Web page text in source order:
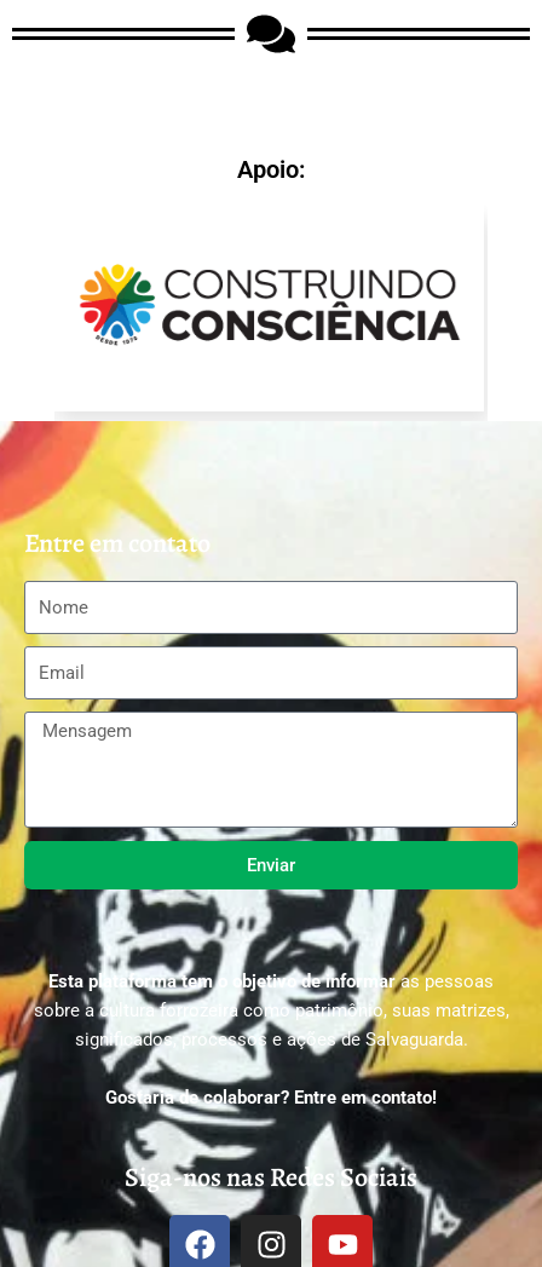
Apoio:
Entre em contato
Enviar
Esta plataforma tem o objetivo de informaras pessoas
sobre a cultura forrozeira como patrimônio, suas matrizes,
significados, processos e ações de Salvaguarda.
Gostaria de colaborar? Entre em contato!
Siga-nos nas Redes Sociais